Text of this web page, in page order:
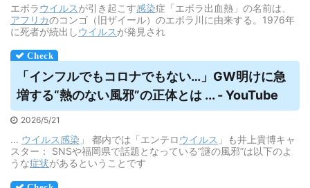
エボラウイルスが引き起こす感染症「エボラ出血熱」の名前は、
アフリカのコンゴ（旧ザイール）のエボラ川に由来する。1976年
に死者が続出しウイルスが発見され
「インフルでもコロナでもない…」GW明けに急
増する“熱のない風邪”の正体とは ... - YouTube
2026/5/21
... ウイルス感染 」 都内では「エンテロウイルス 」も井上貴博キャ
スター： SNSや福岡県で話題となっている“謎の風邪”は以下のよ
うな症状があるということです